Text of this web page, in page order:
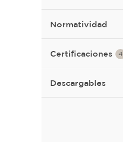
Normatividad
Certificaciones 4
Descargables